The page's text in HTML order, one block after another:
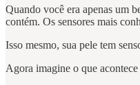
Quando você era apenas um
contém. Os sensores mais
Isso mesmo, sua pele tem
Agora imagine o que